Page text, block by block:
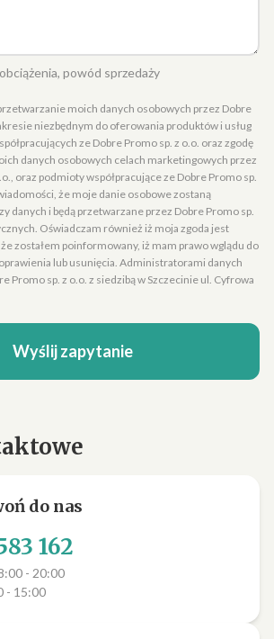
powód sprzedaży
moich danych osobowych przez Dobre
niezbędnym do oferowania produktów i usług
ze Dobre Promo sp. z o.o. oraz zgodę
danych osobowych celach marketingowych przez
oraz podmioty współpracujące ze Dobre Promo sp.
że moje danie osobowe zostaną
danych i będą przetwarzane przez Dobre Promo sp.
Oświadczam również iż moja zgoda jest
zostałem poinformowany, iż mam prawo wglądu do
lub usunięcia. Administratorami danych
Promo sp. z o.o. z siedzibą w Szczecinie ul. Cyfrowa
Wyślij zapytanie
do nas
162
- 20:00
- 15:00